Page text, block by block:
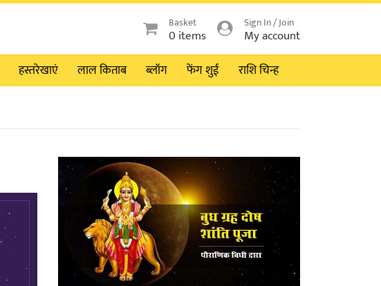
Basket
0 items
Sign In / Join
My account
हस्तरेखाएं लाल किताब ब्लॉग फेंग शुई राशि चिन्ह